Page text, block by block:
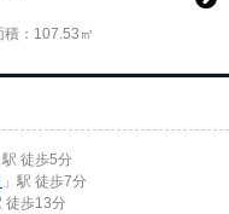
：107.53㎡
駅 徒歩5分
」駅 徒歩7分
徒歩13分